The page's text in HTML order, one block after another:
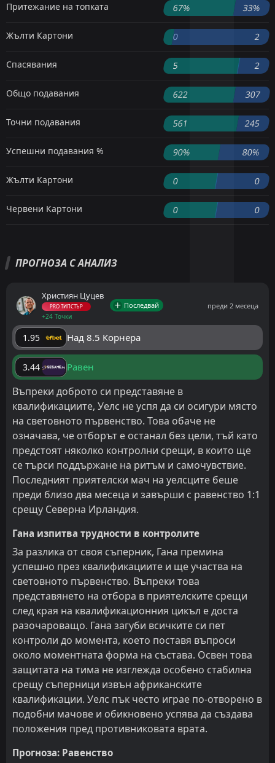
Притежание на топката 67% 33%
Жълти Картони 0 2
Спасявания 5 2
Общо подавания 622 307
Точни подавания 561 245
Успешни подавания % 90% 80%
Жълти Картони 0 0
Червени Картони 0 0
ПРОГНОЗА С АНАЛИЗ
Християн Цуцев
PRO ТИПСТЪР
+24 Точки
Последвай преди 2 месеца
1.95 Над 8.5 Корнера
3.44 Равен
Въпреки доброто си представяне в
квалификациите, Уелс не успя да си осигури място
на световното първенство. Това обаче не
означава, че отборът е останал без цели, тъй като
предстоят няколко контролни срещи, в които ще
се търси поддържане на ритъм и самочувствие.
Последният приятелски мач на уелсците беше
преди близо два месеца и завърши с равенство 1:1
срещу Северна Ирландия.
Гана изпитва трудности в контролите
За разлика от своя съперник, Гана премина
успешно през квалификациите и ще участва на
световното първенство. Въпреки това
представянето на отбора в приятелските срещи
след края на квалификационния цикъл е доста
разочароващо. Гана загуби всичките си пет
контроли до момента, което поставя въпроси
около моментната форма на състава. Освен това
защитата на тима не изглежда особено стабилна
срещу съперници извън африканските
квалификации. Уелс пък често играе по-отворено в
подобни мачове и обикновено успява да създава
положения пред противниковата врата.
Прогноза: Равенство